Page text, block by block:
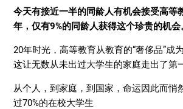
今天有接近一半的同龄人有机会接受高等
年，仅有9%的同龄人获得这个珍贵的机会
20年时光，高等教育从教育的“奢侈品”成
这让无数从未出过大学生的家庭走出了第
从个人，到家庭，到国家，命运因此而悄
过70%的在校大学生